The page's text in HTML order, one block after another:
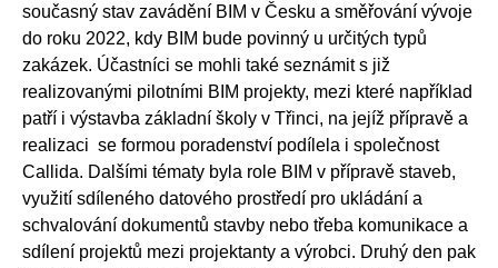
Ke stažení
Aktuality
Kontakty
současný stav zavádění BIM v Česku a směřování vývoje
do roku 2022, kdy BIM bude povinný u určitých typů
zakázek. Účastníci se mohli také seznámit s již
realizovanými pilotními BIM projekty, mezi které například
patří i výstavba základní školy v Třinci, na jejíž přípravě a
realizaci se formou poradenství podílela i společnost
Callida. Dalšími tématy byla role BIM v přípravě staveb,
využití sdíleného datového prostředí pro ukládání a
schvalování dokumentů stavby nebo třeba komunikace a
sdílení projektů mezi projektanty a výrobci. Druhý den pak